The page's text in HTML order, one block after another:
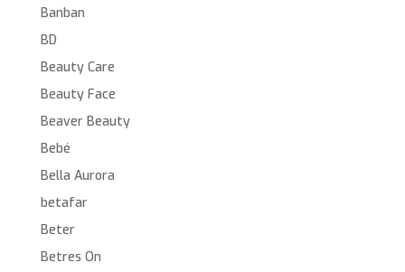
Banban
BD
Beauty Care
Beauty Face
Beaver Beauty
Bebé
Bella Aurora
betafar
Beter
Betres On